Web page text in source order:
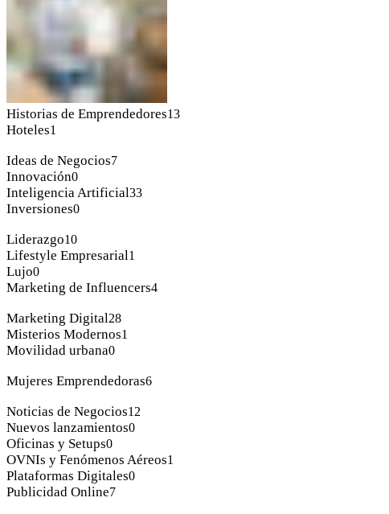
Historias de Emprendedores13
Hoteles1
Ideas de Negocios7
Innovación0
Inteligencia Artificial33
Inversiones0
Liderazgo10
Lifestyle Empresarial1
Lujo0
Marketing de Influencers4
Marketing Digital28
Misterios Modernos1
Movilidad urbana0
Mujeres Emprendedoras6
Noticias de Negocios12
Nuevos lanzamientos0
Oficinas y Setups0
OVNIs y Fenómenos Aéreos1
Plataformas Digitales0
Publicidad Online7